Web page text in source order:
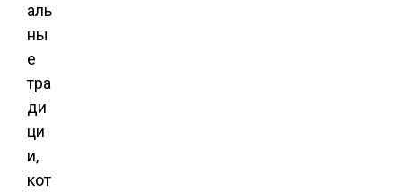
аль
ны
е
тра
ди
ци
и,
кот